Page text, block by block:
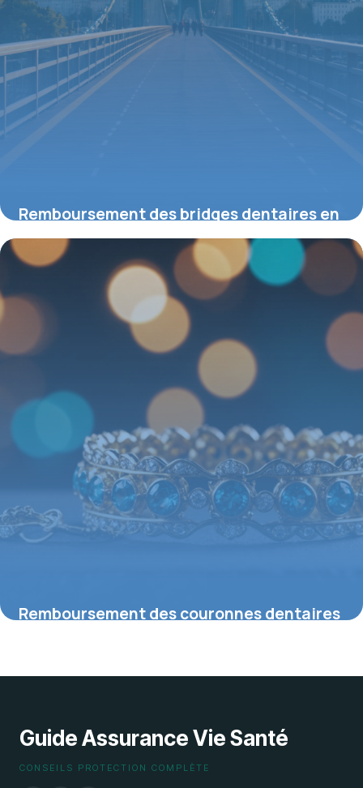
Remboursement des bridges dentaires en
2026 : ce que vous devez savoir
14 mai 2026
Remboursement des couronnes dentaires
Guide Assurance Vie Santé
CONSEILS PROTECTION COMPLÈTE